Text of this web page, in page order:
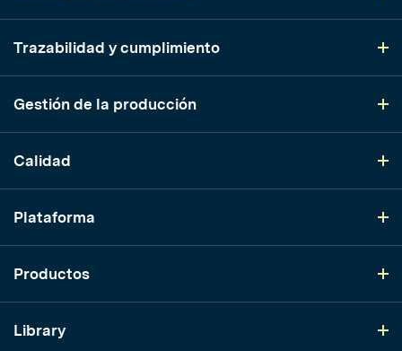
Trazabilidad y cumplimiento
Gestión de la producción
Calidad
Plataforma
Productos
Library